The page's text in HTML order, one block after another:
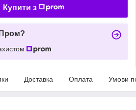
Купити з
Доставка Оплата Умови